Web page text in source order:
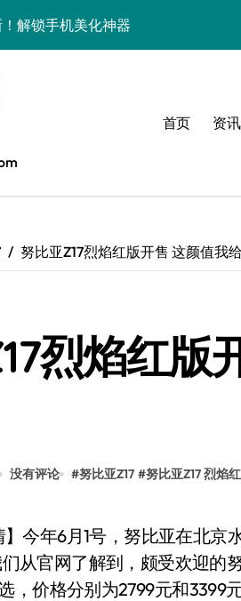
解锁手机美化神器
登场，三星风尚来了！
登场，折叠潮味十足！
手必学：个性化美化全攻略
籍：个性潮玩，炫酷一机搞定！
5G登场，颜值巅峰来了！
值炸裂！定制主题潮翻天
首页 资讯
努比亚Z17烈焰红版开售 这颜值我
烈焰红版
没有评论 #努比亚Z17 #努比亚Z17 烈焰红
从官网了解到，颇受欢迎的
，价格分别为2799元和3399